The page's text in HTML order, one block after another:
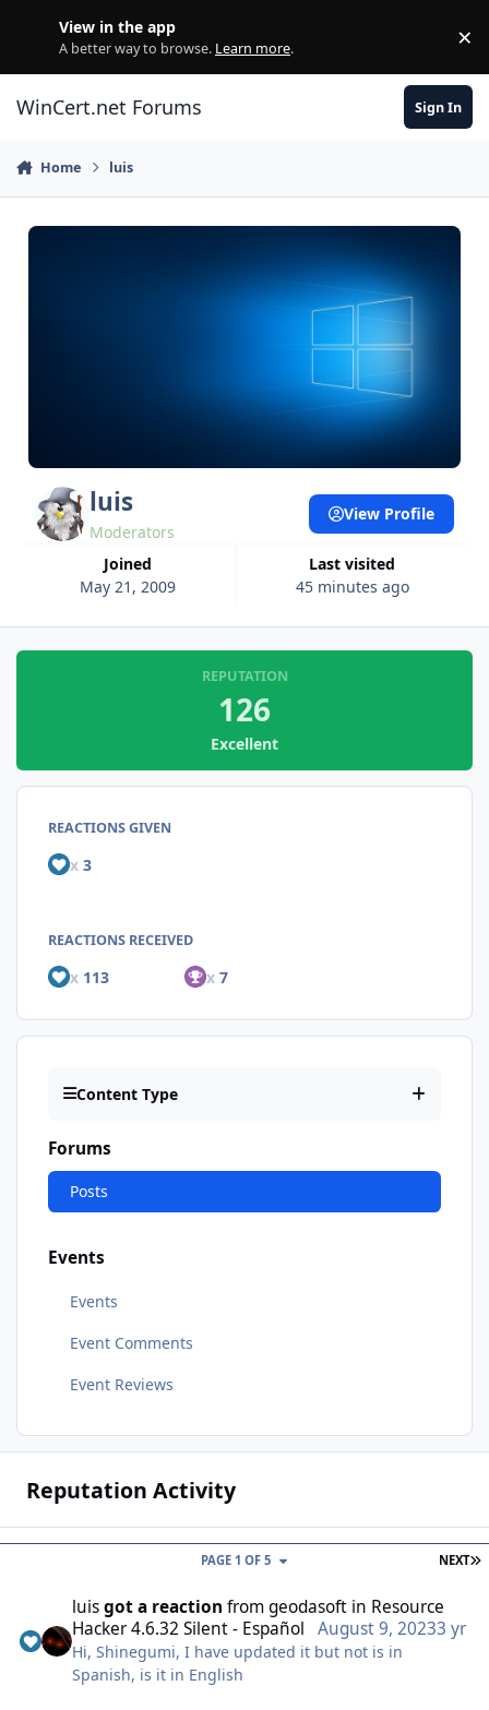
View in the app
A better way to browse. Learn more. ×
WinCert.net Forums Sign In
Home luis
luis
Moderators
Joined
May 21, 2009
Last visited
45 minutes ago
View Profile
REPUTATION
126
Excellent
REACTIONS GIVEN
x 3
REACTIONS RECEIVED
x 113 x7
Content Type
Forums
Posts
Events
Events
Event Comments
Event Reviews
Reputation Activity
NEXT
PAGE 1 OF 5
luisgot a reaction fromgeodasoft in Resource
Hacker 4.6.32 Silent - Español
August 9, 20233 yr
Hi, Shinegumi, I have updated it but not is in
Spanish, is it in English